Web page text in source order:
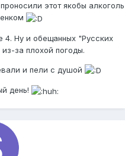
этот якобы алкоголь
4. Ну и обещанных "Русских
за плохой погоды.
и пели с душой
день!